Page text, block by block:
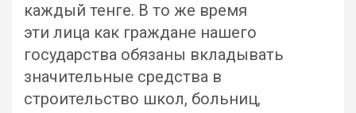
каждый тенге. В то же время
эти лица как граждане нашего
государства обязаны вкладывать
значительные средства в
строительство школ, больниц,